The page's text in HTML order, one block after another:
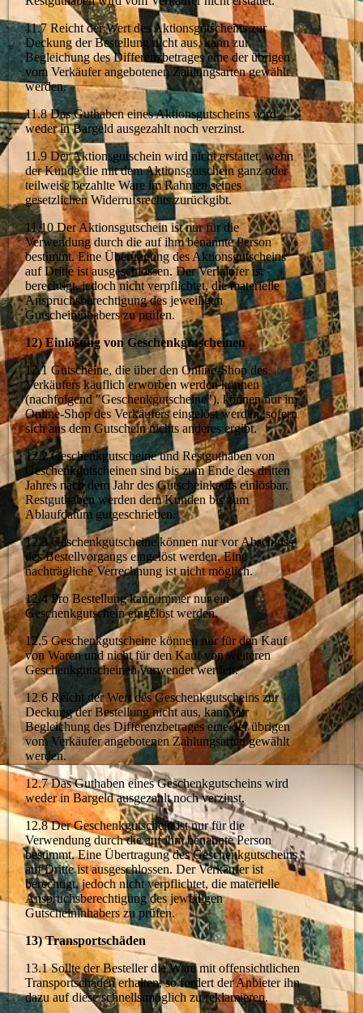
11.7 Reicht der Wert des Aktionsgutscheins zur
Deckung der Bestellung nicht aus, kann zur
Begleichung des Differenzbetrages eine der übrigen
vom Verkäufer angebotenen Zahlungsarten gewählt
werden.
11.8 Das Guthaben eines Aktionsgutscheins wird
weder in Bargeld ausgezahlt noch verzinst.
11.9 Der Aktionsgutschein wird nicht erstattet, wenn
der Kunde die mit dem Aktionsgutschein ganz oder
teilweise bezahlte Ware im Rahmen seines
gesetzlichen Widerrufsrechts zurückgibt.
11.10 Der Aktionsgutschein ist nur für die
Verwendung durch die auf ihm benannte Person
bestimmt. Eine Übertragung des Aktionsgutscheins
auf Dritte ist ausgeschlossen. Der Verkäufer ist
berechtigt, jedoch nicht verpflichtet, die materielle
Anspruchsberechtigung des jeweiligen
Gutscheininhabers zu prüfen.
12) Einlösung von Geschenkgutscheinen
12.1 Gutscheine, die über den Online-Shop des
Verkäufers käuflich erworben werden können
(nachfolgend "Geschenkgutscheine"), können nur im
Online-Shop des Verkäufers eingelöst werden, sofern
sich aus dem Gutschein nichts anderes ergibt.
12.2 Geschenkgutscheine und Restguthaben von
Geschenkgutscheinen sind bis zum Ende des dritten
Jahres nach dem Jahr des Gutscheinkaufs einlösbar.
Restguthaben werden dem Kunden bis zum
Ablaufdatum gutgeschrieben.
12.3 Geschenkgutscheine können nur vor Abschluss
des Bestellvorgangs eingelöst werden. Eine
nachträgliche Verrechnung ist nicht möglich.
12.4 Pro Bestellung kann immer nur ein
Geschenkgutschein eingelöst werden.
12.5 Geschenkgutscheine können nur für den Kauf
von Waren und nicht für den Kauf von weiteren
Geschenkgutscheinen verwendet werden.
12.6 Reicht der Wert des Geschenkgutscheins zur
Deckung der Bestellung nicht aus, kann zur
Begleichung des Differenzbetrages eine der übrigen
vom Verkäufer angebotenen Zahlungsarten gewählt
werden.
12.7 Das Guthaben eines Geschenkgutscheins wird
weder in Bargeld ausgezahlt noch verzinst.
12.8 Der Geschenkgutschein ist nur für die
Verwendung durch die auf ihm benannte Person
bestimmt. Eine Übertragung des Geschenkgutscheins
auf Dritte ist ausgeschlossen. Der Verkäufer ist
berechtigt, jedoch nicht verpflichtet, die materielle
Anspruchsberechtigung des jeweiligen
Gutscheininhabers zu prüfen.
13) Transportschäden
13.1 Sollte der Besteller die Ware mit offensichtlichen
Transportschäden erhalten, so fordert der Anbieter ihn
dazu auf diese schnellstmöglich zu reklamieren.